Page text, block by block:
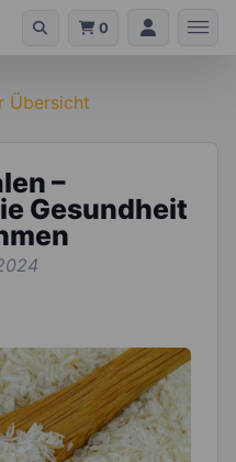
0
Übersicht
–
Gesundheit